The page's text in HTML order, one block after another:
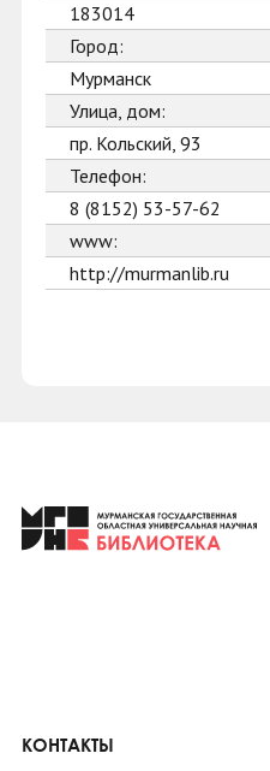
183014
Город:
Мурманск
Улица, дом:
пр. Кольский, 93
Телефон:
8 (8152) 53-57-62
www:
http://murmanlib.ru
КОНТАКТЫ